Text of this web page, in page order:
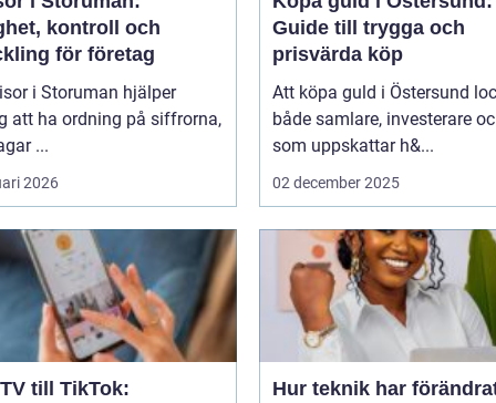
kontroll och
för företag
i Storuman hjälper
att ha ordning på siffrorna,
...
2026
Guide till trygga och
prisvärda köp
Att köpa guld i Östersund
både samlare, investerare
som uppskattar h&...
02 december 2025
till TikTok:
Hur teknik har